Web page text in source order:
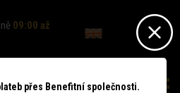
09:00 až
přes Benefitní společnosti.